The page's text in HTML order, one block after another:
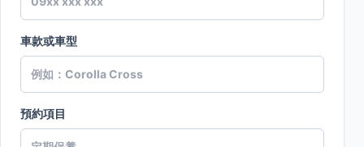
車款或車型
預約項目